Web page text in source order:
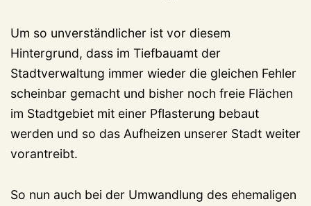
Um so unverständlicher ist vor diesem
Hintergrund, dass im Tiefbauamt der
Stadtverwaltung immer wieder die gleichen Fehler
scheinbar gemacht und bisher noch freie Flächen
im Stadtgebiet mit einer Pflasterung bebaut
werden und so das Aufheizen unserer Stadt weiter
vorantreibt.
So nun auch bei der Umwandlung des ehemaligen